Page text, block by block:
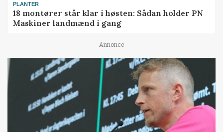
PLANTER
18 montører står klar i høsten: Sådan holder PN
Maskiner landmænd i gang
Annonce